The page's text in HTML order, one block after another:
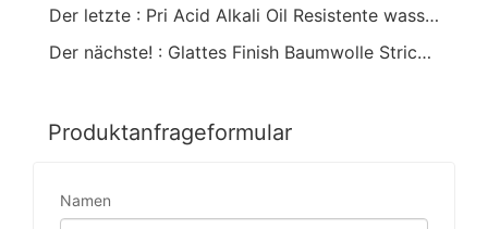
Der letzte : Pri Acid Alkali Oil Resistente wasserdichte PVC beschichtete Schutzhandschuhe mit Baumwollfutter Sicherheitsarbeitshandschuhe
Der nächste! : Glattes Finish Baumwolle Strick Handgelenk Schwarz PVC Handschuh
Produktanfrageformular
Namen